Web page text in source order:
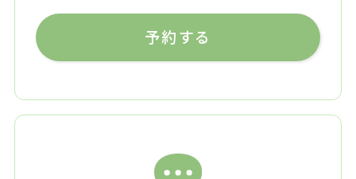
予約する